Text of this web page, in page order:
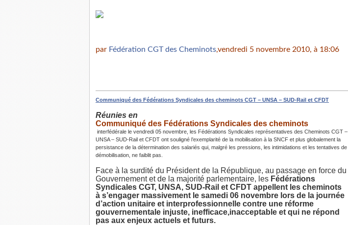
par Fédération CGT des Cheminots,vendredi 5 novembre 2010, à 18:06
Communiqué des Fédérations Syndicales des cheminots CGT – UNSA – SUD-Rail et CFDT
Réunies en
Communiqué des Fédérations Syndicales des cheminots
interfédérale le vendredi 05 novembre, les Fédérations Syndicales représentatives des Cheminots CGT –
UNSA – SUD-Rail et CFDT ont souligné l’exemplarité de la mobilisation à la SNCF et plus globalement la
persistance de la détermination des salariés qui, malgré les pressions, les intimidations et les tentatives de
démobilisation, ne faiblit pas.
Face à la surdité du Président de la République, au passage en force du
Gouvernement et de la majorité parlementaire, les Fédérations
Syndicales CGT, UNSA, SUD-Rail et CFDT appellent les cheminots
à s’engager massivement le samedi 06 novembre lors de la journée
d’action unitaire et interprofessionnelle contre une réforme
gouvernementale injuste, inefficace,inacceptable et qui ne répond
pas aux enjeux actuels et futurs.